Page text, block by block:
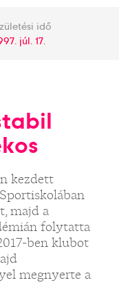
idő
júl. 17.
kezdett
majd a
folytatta
ben klubot
megnyerte a